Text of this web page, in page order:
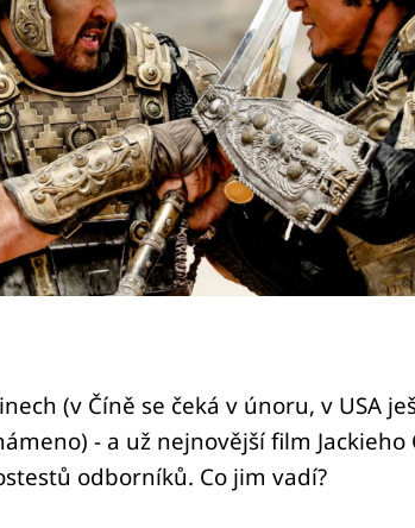
(v Číně se čeká v únoru, v USA
- a už nejnovější film Jackieho
odborníků. Co jim vadí?